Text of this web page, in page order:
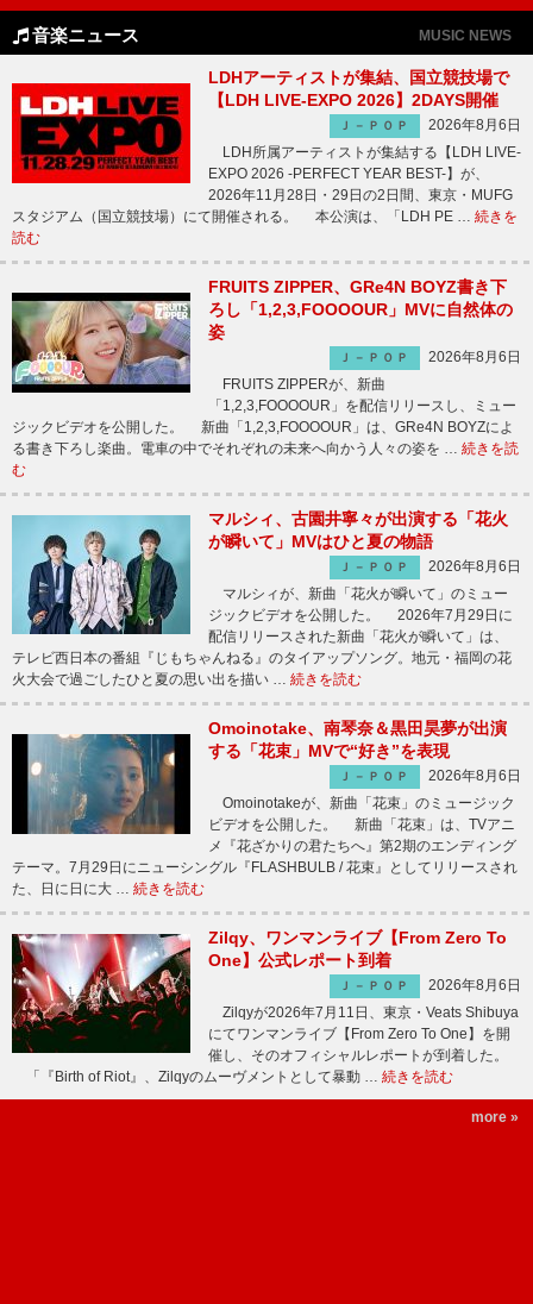
音楽ニュース MUSIC NEWS
LDHアーティストが集結、国立競技場で
【LDH LIVE-EXPO 2026】2DAYS開催
Ｊ－ＰＯＰ
2026年8月6日
LDH所属アーティストが集結する【LDH LIVE-
EXPO 2026 -PERFECT YEAR BEST-】が、
2026年11月28日・29日の2日間、東京・MUFG
スタジアム（国立競技場）にて開催される。 本公演は、「LDH PE … 続きを
読む
FRUITS ZIPPER、GRe4N BOYZ書き下
ろし「1,2,3,FOOOOUR」MVに自然体の
姿
Ｊ－ＰＯＰ
2026年8月6日
FRUITS ZIPPERが、新曲
「1,2,3,FOOOOUR」を配信リリースし、ミュー
ジックビデオを公開した。 新曲「1,2,3,FOOOOUR」は、GRe4N BOYZによ
る書き下ろし楽曲。電車の中でそれぞれの未来へ向かう人々の姿を … 続きを読
む
マルシィ、古園井寧々が出演する「花火
が瞬いて」MVはひと夏の物語
Ｊ－ＰＯＰ
2026年8月6日
マルシィが、新曲「花火が瞬いて」のミュー
ジックビデオを公開した。 2026年7月29日に
配信リリースされた新曲「花火が瞬いて」は、
テレビ西日本の番組『じもちゃんねる』のタイアップソング。地元・福岡の花
火大会で過ごしたひと夏の思い出を描い … 続きを読む
Omoinotake、南琴奈＆黒田昊夢が出演
する「花束」MVで“好き”を表現
Ｊ－ＰＯＰ
2026年8月6日
Omoinotakeが、新曲「花束」のミュージック
ビデオを公開した。 新曲「花束」は、TVアニ
メ『花ざかりの君たちへ』第2期のエンディング
テーマ。7月29日にニューシングル『FLASHBULB / 花束』としてリリースされ
た、日に日に大 … 続きを読む
Zilqy、ワンマンライブ【From Zero To
One】公式レポート到着
Ｊ－ＰＯＰ
2026年8月6日
Zilqyが2026年7月11日、東京・Veats Shibuya
にてワンマンライブ【From Zero To One】を開
催し、そのオフィシャルレポートが到着した。
「『Birth of Riot』、Zilqyのムーヴメントとして暴動 … 続きを読む
more »